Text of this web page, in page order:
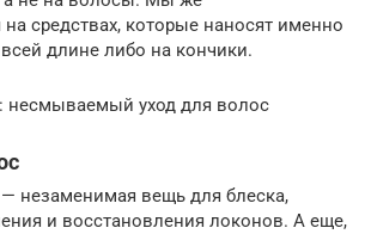
средствах, которые наносят именно
длине либо на кончики.
несмываемый уход для волос
незаменимая вещь для блеска,
и восстановления локонов. А еще,